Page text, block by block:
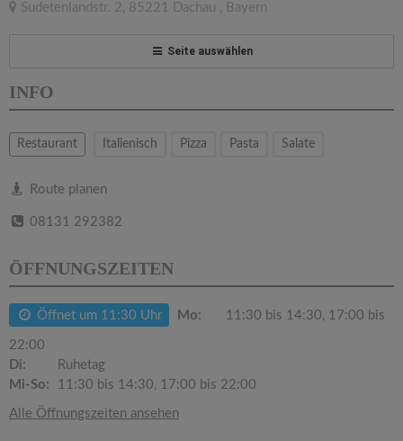
Sudetenlandstr. 2, 85221 Dachau , Bayern
Seite auswählen
INFO
Restaurant Italienisch Pizza Pasta Salate
Route planen
08131 292382
ÖFFNUNGSZEITEN
Öffnet um 11:30 Uhr Mo: 11:30 bis 14:30, 17:00 bis
22:00
Di:
Ruhetag
Mi-So:
11:30 bis 14:30, 17:00 bis 22:00
Alle Öffnungszeiten ansehen
e
a
v
a
t